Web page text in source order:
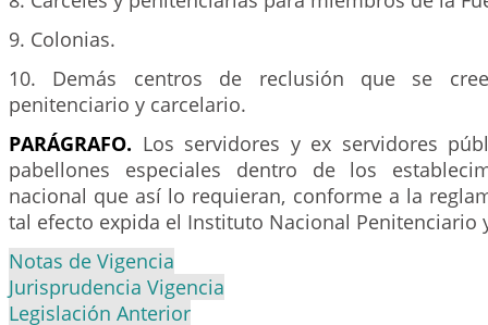
9. Colonias.
10. Demás centros de reclusión que se
penitenciario y carcelario.
PARÁGRAFO. Los servidores y ex servidores
pabellones especiales dentro de los
nacional que así lo requieran, conforme a la
tal efecto expida el Instituto Nacional Penitenciario
Notas de Vigencia
Jurisprudencia Vigencia
Legislación Anterior